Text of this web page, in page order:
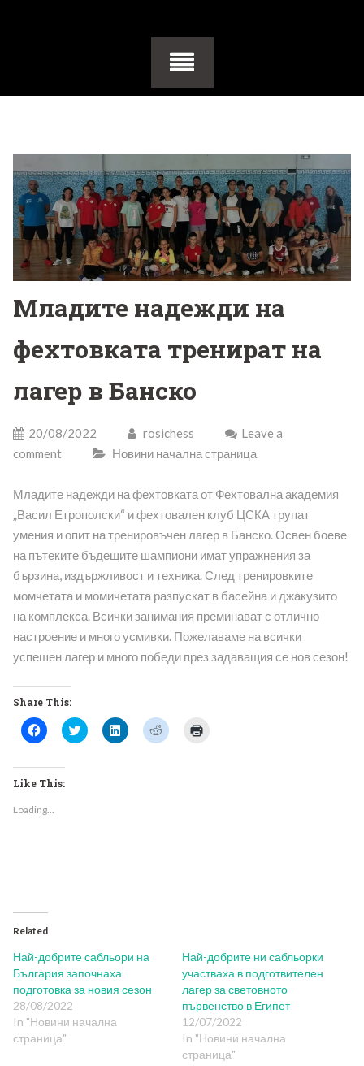
Младите надежди на
фехтовката тренират на
лагер в Банско
20/08/2022 rosichess
Leave a
comment
Новини начална страница
Младите надежди на фехтовката от Фехтовална академия
„Васил Етрополски“ и фехтовален клуб ЦСКА трупат
умения и опит на тренировъчен лагер в Банско. Освен боеве
на пътеките бъдещите шампиони имат упражнения за
бързина, издържливост и техника. След тренировките
момчетата и момичетата разпускат в басейна и джакузито
на комплекса. Всички занимания преминават с отлично
настроение и много усмивки. Пожелаваме на всички
успешен лагер и много победи през задаващия се нов сезон!
Share This:
Click
to
Facebook
(Opens
in
window)
Click
to
Click
to
Click
to
Like This:
Loading...
Related
Най-добрите сабльори на
България започнаха
подготовка за новия сезон
28/08/2022
In "Новини начална
страница"
Най-добрите ни сабльорки
участваха в подготвителен
лагер за световното
първенство в Египет
12/07/2022
In "Новини начална
страница"